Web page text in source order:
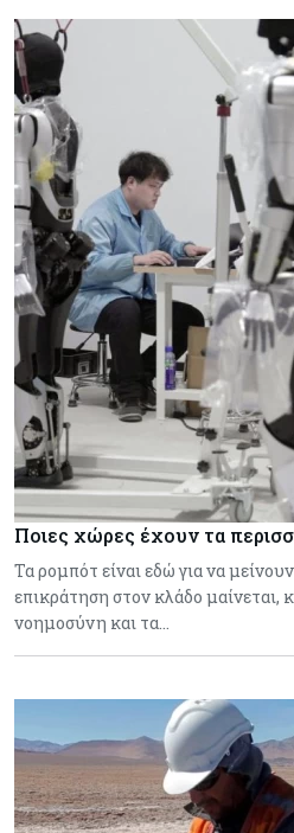
Ποιες χώρες έχουν τα
Τα ρομπότ είναι εδώ για να
επικράτηση στον κλάδο μαίνεται,
νοημοσύνη και τα…